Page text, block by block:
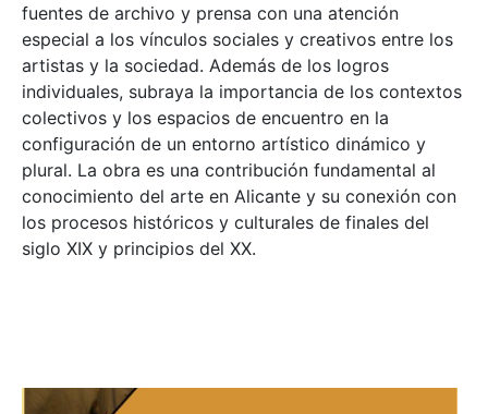
fuentes de archivo y prensa con una atención
especial a los vínculos sociales y creativos entre los
artistas y la sociedad. Además de los logros
individuales, subraya la importancia de los contextos
colectivos y los espacios de encuentro en la
configuración de un entorno artístico dinámico y
plural. La obra es una contribución fundamental al
conocimiento del arte en Alicante y su conexión con
los procesos históricos y culturales de finales del
siglo XIX y principios del XX.